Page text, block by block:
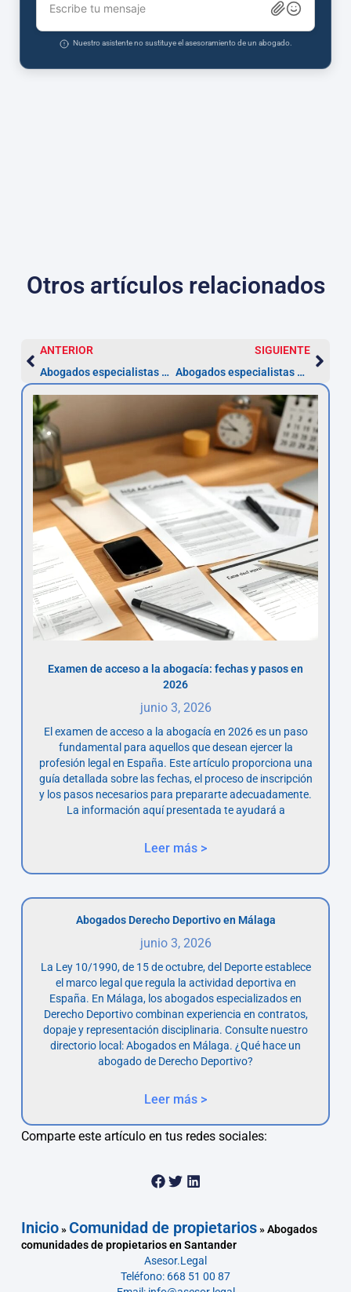
Escribe tu mensaje
Nuestro asistente no sustituye el asesoramiento de un abogado.
Otros artículos relacionados
ANTERIOR
Abogados especialistas en accidentes de tráfico en Santander
SIGUIENTE
Abogados especialistas en desahucios en Santander
Examen de acceso a la abogacía: fechas y pasos en
2026
junio 3, 2026
El examen de acceso a la abogacía en 2026 es un paso
fundamental para aquellos que desean ejercer la
profesión legal en España. Este artículo proporciona una
guía detallada sobre las fechas, el proceso de inscripción
y los pasos necesarios para prepararte adecuadamente.
La información aquí presentada te ayudará a
Leer más >
Abogados Derecho Deportivo en Málaga
junio 3, 2026
La Ley 10/1990, de 15 de octubre, del Deporte establece
el marco legal que regula la actividad deportiva en
España. En Málaga, los abogados especializados en
Derecho Deportivo combinan experiencia en contratos,
dopaje y representación disciplinaria. Consulte nuestro
directorio local: Abogados en Málaga. ¿Qué hace un
abogado de Derecho Deportivo?
Leer más >
Comparte este artículo en tus redes sociales:
Inicio» Comunidad de propietarios»Abogados
comunidades de propietarios en Santander
Asesor.Legal
Teléfono: 668 51 00 87